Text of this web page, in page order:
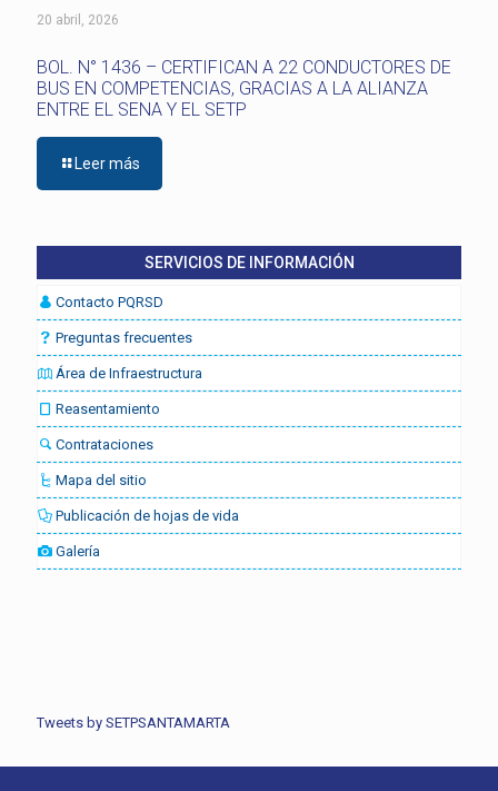
20 abril, 2026
BOL. N° 1436 – CERTIFICAN A 22 CONDUCTORES DE
BUS EN COMPETENCIAS, GRACIAS A LA ALIANZA
ENTRE EL SENA Y EL SETP
Leer más
SERVICIOS DE INFORMACIÓN
Contacto PQRSD
Preguntas frecuentes
Área de Infraestructura
Reasentamiento
Contrataciones
Mapa del sitio
Publicación de hojas de vida
Galería
Tweets by SETPSANTAMARTA